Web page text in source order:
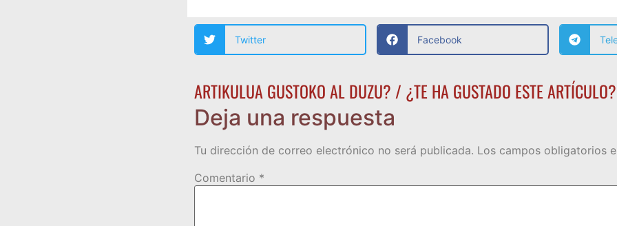
Twitter Facebook
ARTIKULUA GUSTOKO AL DUZU? / ¿TE HA GUSTADO ESTE ARTÍCULO?
Deja una respuesta
Tu dirección de correo electrónico no será publicada. Los campos obligatorios
Comentario *